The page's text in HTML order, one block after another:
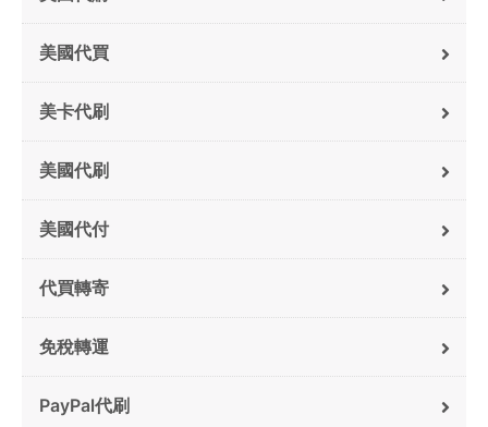
美國代買
美卡代刷
美國代刷
美國代付
代買轉寄
免稅轉運
PayPal代刷